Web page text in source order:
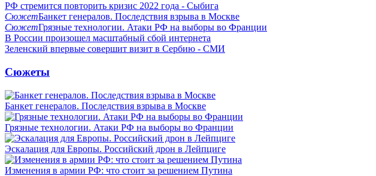
РФ стремится повторить кризис 2022 года - Сыбига
СюжетБанкет генералов. Последствия взрыва в Москве
СюжетГрязные технологии. Атаки РФ на выборы во Франции
В России произошел масштабный сбой интернета
Зеленский впервые совершит визит в Сербию - СМИ
Сюжеты
Банкет генералов. Последствия взрыва в Москве
Грязные технологии. Атаки РФ на выборы во Франции
Эскалация для Европы. Российский дрон в Лейпциге
Изменения в армии РФ: что стоит за решением Путина